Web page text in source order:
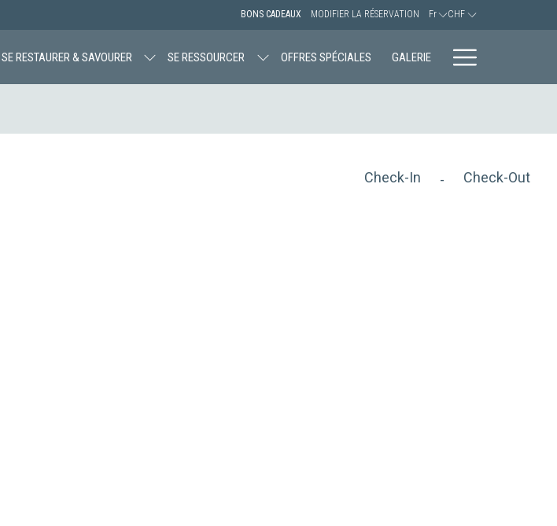
BONS CADEAUX MODIFIER LA RÉSERVATION Fr CHF
SE RESTAURER & SAVOURER SE RESSOURCER OFFRES SPÉCIALES GALERIE Hamburger
Menu
Check-In - Check-Out